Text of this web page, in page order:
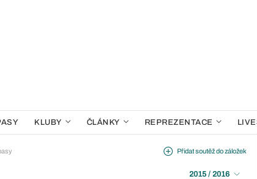
KLUBY ČLÁNKY REPREZENTACE
Přidat soutěž do záložek
2015 / 2016